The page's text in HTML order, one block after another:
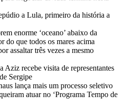
a Lula, primeiro da história a
enorme ‘oceano’ abaixo da
do que todos os mares acima
assaltar três vezes a mesmo
Aziz recebe visita de representantes
Sergipe
lança mais um processo seletivo
atuar no ‘Programa Tempo de